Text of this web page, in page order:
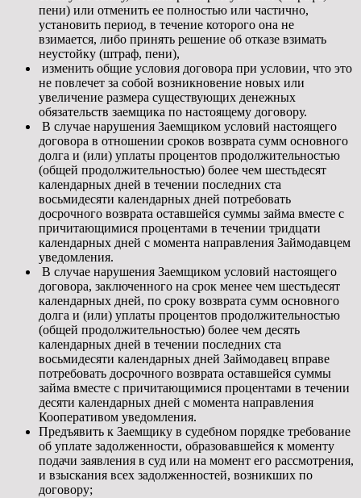
пени) или отменить ее полностью или частично,
установить период, в течение которого она не
взимается, либо принять решение об отказе взимать
неустойку (штраф, пени),
изменить общие условия договора при условии, что это
не повлечет за собой возникновение новых или
увеличение размера существующих денежных
обязательств заемщика по настоящему договору.
В случае нарушения Заемщиком условий настоящего
договора в отношении сроков возврата сумм основного
долга и (или) уплаты процентов продолжительностью
(общей продолжительностью) более чем шестьдесят
календарных дней в течении последних ста
восьмидесяти календарных дней потребовать
досрочного возврата оставшейся суммы займа вместе с
причитающимися процентами в течении тридцати
календарных дней с момента направления Займодавцем
уведомления.
В случае нарушения Заемщиком условий настоящего
договора, заключенного на срок менее чем шестьдесят
календарных дней, по сроку возврата сумм основного
долга и (или) уплаты процентов продолжительностью
(общей продолжительностью) более чем десять
календарных дней в течении последних ста
восьмидесяти календарных дней Займодавец вправе
потребовать досрочного возврата оставшейся суммы
займа вместе с причитающимися процентами в течении
десяти календарных дней с момента направления
Кооперативом уведомления.
Предъявить к Заемщику в судебном порядке требование
об уплате задолженности, образовавшейся к моменту
подачи заявления в суд или на момент его рассмотрения,
и взыскания всех задолженностей, возникших по
договору;